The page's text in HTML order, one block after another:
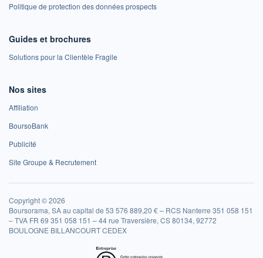
Politique de protection des données prospects
Guides et brochures
Solutions pour la Clientèle Fragile
Nos sites
Affiliation
BoursoBank
Publicité
Site Groupe & Recrutement
Copyright © 2026
Boursorama, SA au capital de 53 576 889,20 € – RCS Nanterre 351 058 151
– TVA FR 69 351 058 151 – 44 rue Traversière, CS 80134, 92772
BOULOGNE BILLANCOURT CEDEX